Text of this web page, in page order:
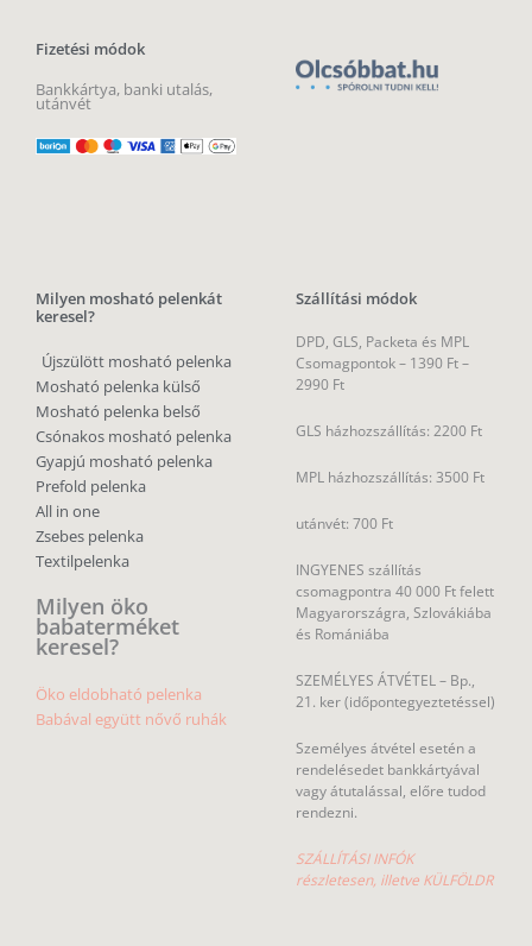
Fizetési módok
Bankkártya, banki utalás,
utánvét
Milyen mosható pelenkát
keresel?
Újszülött mosható pelenka
Mosható pelenka külső
Mosható pelenka belső
Csónakos mosható pelenka
Gyapjú mosható pelenka
Prefold pelenka
All in one
Zsebes pelenka
Textilpelenka
Milyen öko
babaterméket
keresel?
Öko eldobható pelenka
Babával együtt nővő ruhák
Szállítási módok
DPD, GLS, Packeta és MPL
Csomagpontok – 1390 Ft –
2990 Ft
GLS házhozszállítás: 2200 Ft
MPL házhozszállítás: 3500 Ft
utánvét: 700 Ft
INGYENES szállítás
csomagpontra 40 000 Ft felett
Magyarországra, Szlovákiába
és Romániába
SZEMÉLYES ÁTVÉTEL – Bp.,
21. ker (időpontegyeztetéssel)
Személyes átvétel esetén a
rendelésedet bankkártyával
vagy átutalással, előre tudod
rendezni.
SZÁLLÍTÁSI INFÓK
részletesen, illetve KÜLFÖLDR